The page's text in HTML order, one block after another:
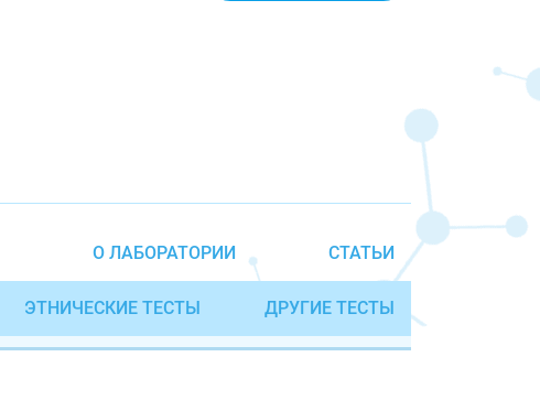
О ЛАБОРАТОРИИ СТАТЬИ
ЭТНИЧЕСКИЕ ТЕСТЫ ДРУГИЕ ТЕСТЫ